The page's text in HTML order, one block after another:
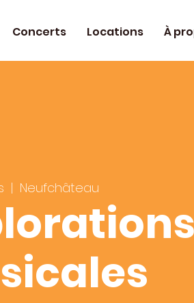
Concerts Locations À
  |
Neufchâteau